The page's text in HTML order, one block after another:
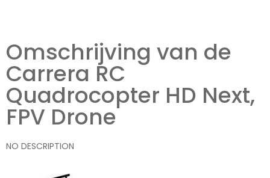
Omschrijving van de
Carrera RC
Quadrocopter HD Next,
FPV Drone
NO DESCRIPTION